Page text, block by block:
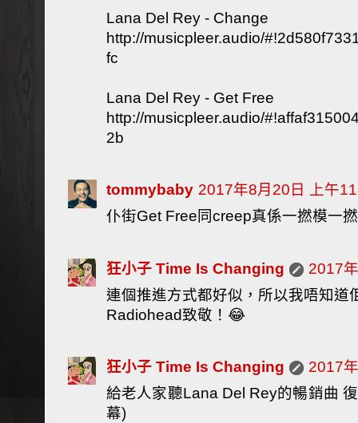
Lana Del Rey - Change
http://musicpleer.audio/
fc
Lana Del Rey - Get Free
http://musicpleer.audio/
2b
tommybaby 2017年8月20日 上午
仆街Get Free同creep真係一撚模一
狂小子 Time Is Changing
2017
連個推進方式都好似，所以我唔知道
Radiohead致敬！😂
狂小子 Time Is Changing
2017
給老人家聽Lana Del Rey的暢銷曲
幕)